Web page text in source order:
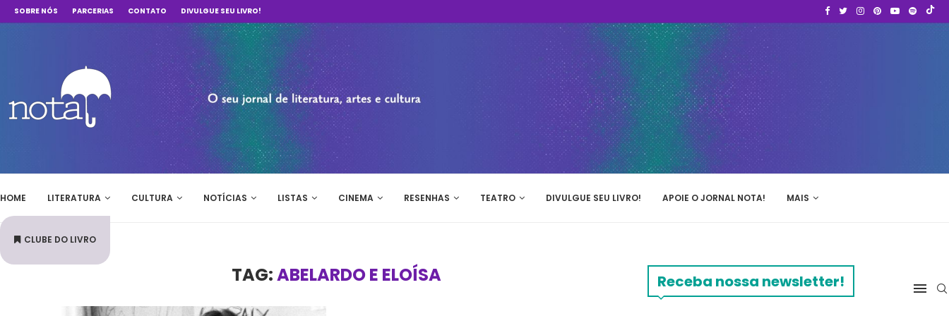
SOBRE NÓS PARCERIAS CONTATO DIVULGUE SEU LIVRO!
HOME LITERATURA CULTURA NOTÍCIAS LISTAS CINEMA RESENHAS TEATRO DIVULGUE SEU LIVRO! APOIE O JORNAL NOTA! MAIS
CLUBE DO LIVRO
TAG:ABELARDO E ELOÍSA Receba nossa newsletter!